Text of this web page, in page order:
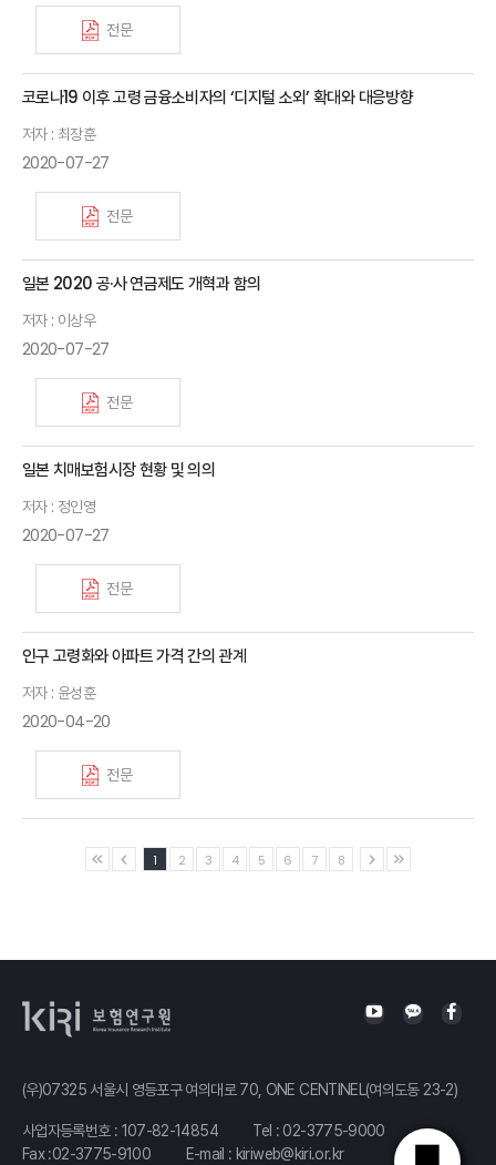
전문
코로나19 이후 고령 금융소비자의 ‘디지털 소외’ 확대와 대응방향
저자 : 최장훈
2020-07-27
전문
일본 2020 공·사 연금제도 개혁과 함의
저자 : 이상우
2020-07-27
전문
일본 치매보험시장 현황 및 의의
저자 : 정인영
2020-07-27
전문
인구 고령화와 아파트 가격 간의 관계
저자 : 윤성훈
2020-04-20
전문
1 2 3 4 5 6 7 8
(우)07325 서울시 영등포구 여의대로 70, ONE CENTINEL(여의도동 23-2)
사업자등록번호 : 107-82-14854 Tel : 02-3775-9000
Fax :02-3775-9100
E-mail : kiriweb@kiri.or.kr